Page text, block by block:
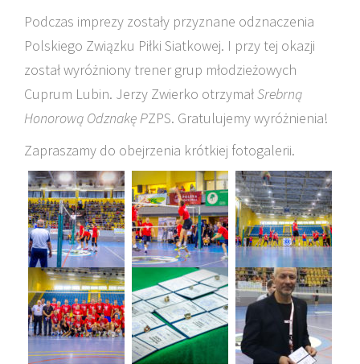
Podczas imprezy zostały przyznane odznaczenia
Polskiego Związku Piłki Siatkowej. I przy tej okazji
został wyróżniony trener grup młodzieżowych
Cuprum Lubin. Jerzy Zwierko otrzymałSrebrną
Honorową Odznakę PZPS. Gratulujemy wyróżnienia!
Zapraszamy do obejrzenia krótkiej fotogalerii.